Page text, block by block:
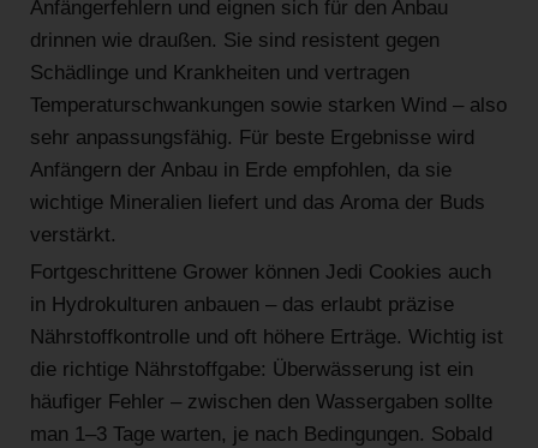
Anfängerfehlern und eignen sich für den Anbau
drinnen wie draußen. Sie sind resistent gegen
Schädlinge und Krankheiten und vertragen
Temperaturschwankungen sowie starken Wind – also
sehr anpassungsfähig. Für beste Ergebnisse wird
Anfängern der Anbau in Erde empfohlen, da sie
wichtige Mineralien liefert und das Aroma der Buds
verstärkt.
Fortgeschrittene Grower können Jedi Cookies auch
in Hydrokulturen anbauen – das erlaubt präzise
Nährstoffkontrolle und oft höhere Erträge. Wichtig ist
die richtige Nährstoffgabe: Überwässerung ist ein
häufiger Fehler – zwischen den Wassergaben sollte
man 1–3 Tage warten, je nach Bedingungen. Sobald